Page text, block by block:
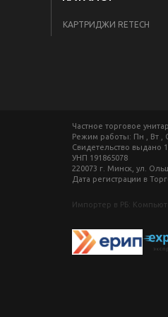
КАРТРИДЖИ RETECH
Частное торговое
Режим работы: Пн , Вт ,
Свидетельство выдано
УНП 191865078
220073 г. Минск, ул.
Дата регистрации в
Импортер в РБ: